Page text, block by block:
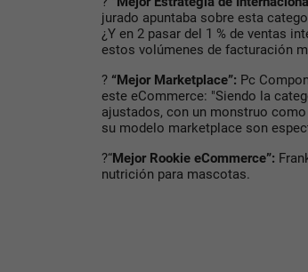
jurado apuntaba sobre esta
¿Y en 2 pasar del 1 % de ventas
estos volúmenes de facturación
? “Mejor Marketplace”: Pc
este eCommerce: "Siendo la
ajustados, con un monstruo
su modelo marketplace son
?“Mejor Rookie eCommerce”:
nutrición para mascotas.